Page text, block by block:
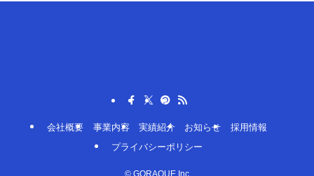
会社概要 事業内容 実績紹介 お知らせ
採用情報
プライバシーポリシー